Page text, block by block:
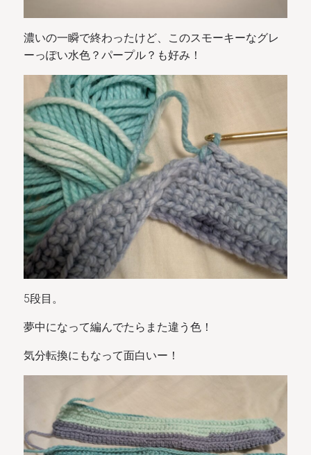
濃いの一瞬で終わったけど、このスモーキーなグレ
ーっぽい水色？パープル？も好み！
5段目。
夢中になって編んでたらまた違う色！
気分転換にもなって面白いー！